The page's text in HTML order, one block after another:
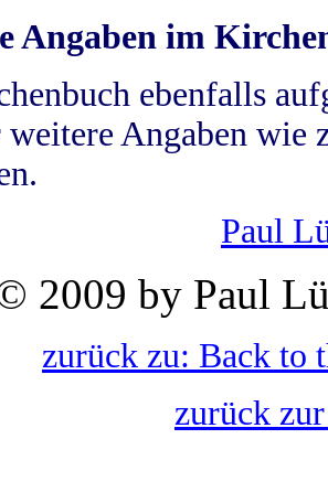
Angaben im
ebenfalls
Angaben wie
Paul
2009 by Paul
zurück zu: Back to
zurück